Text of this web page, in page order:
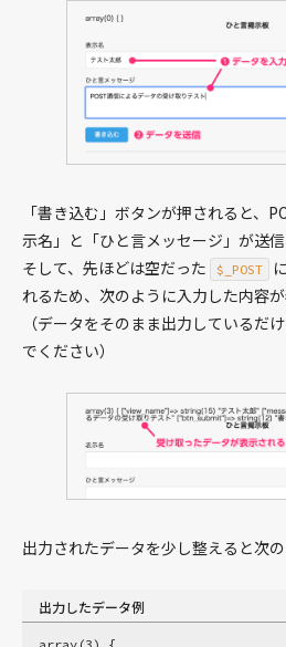
WEB制作
インプット
旅
ファイナンス
その他
GRAYCODEについて
お問い合わせ
サイトポリシー
「書き込む」ボタンが押されると、
示名」と「ひと言メッセージ」が送信
そして、先ほどは空だった
$_POST
れるため、次のように入力した内容が
（データをそのまま出力しているだ
でください）
出力されたデータを少し整えると次の
出力したデータ例